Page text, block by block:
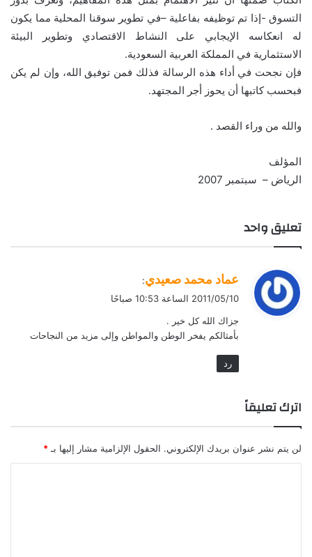
التسوق -إذا تم توظيفه بفاعلية –في تطوير سوقنا المحلية مما يكون
له انعكاسه الإيجابي على النشاط الاقتصادي وتطوير البيئة
الاستثمارية في المملكة العربية السعودية.
فإن نجحت في أداء هذه الرسالة فذلك فمن توفيق الله، وإن لم يكن
فبحسب كاتبها أن يحوز أجر المجتهد.
والله من وراء القصد .
المؤلف
الرياض – سبتمبر 2007
تعليق واحد
ي
ق
ل
عماد محمد صعيدي:
2011/05/10 الساعة 10:53 صباحًا
جزاك الله كل خير .
بأمثالكم يفخر الوطن والمواطن وإلى مزيد من النجاحات
رد
اترك تعليقاً
لن يتم نشر عنوان بريدك الإلكتروني. الحقول الإلزامية مشار إليها بـ *